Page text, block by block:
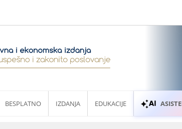
BESPLATNO IZDANJA EDUKACIJE